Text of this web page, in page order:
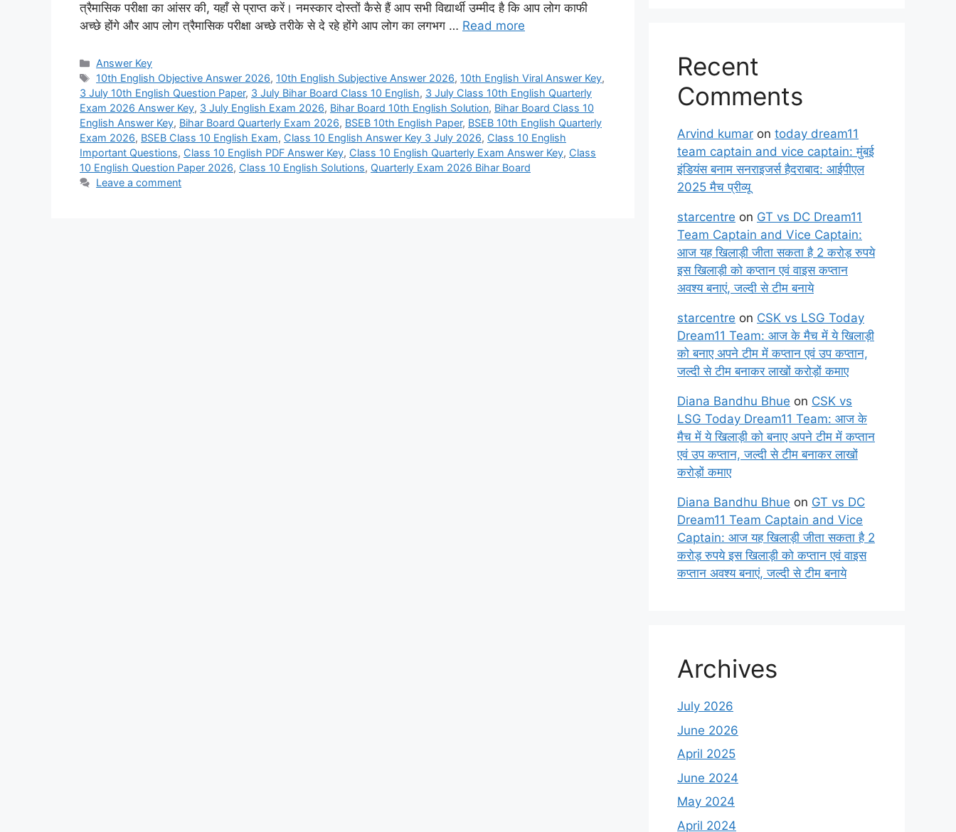
त्रैमासिक परीक्षा का आंसर की, यहाँ से प्राप्त करें। नमस्कार दोस्तों कैसे हैं आप सभी विद्यार्थी उम्मीद है कि आप लोग काफी
अच्छे होंगे और आप लोग त्रैमासिक परीक्षा अच्छे तरीके से दे रहे होंगे आप लोग का लगभग … Read more
Categories
Answer Key
Tags
10th English Objective Answer 2026, 10th English Subjective Answer 2026, 10th English Viral Answer Key,
3 July 10th English Question Paper, 3 July Bihar Board Class 10 English, 3 July Class 10th English Quarterly
Exam 2026 Answer Key, 3 July English Exam 2026, Bihar Board 10th English Solution, Bihar Board Class 10
English Answer Key, Bihar Board Quarterly Exam 2026, BSEB 10th English Paper, BSEB 10th English Quarterly
Exam 2026, BSEB Class 10 English Exam, Class 10 English Answer Key 3 July 2026, Class 10 English
Important Questions, Class 10 English PDF Answer Key, Class 10 English Quarterly Exam Answer Key, Class
10 English Question Paper 2026, Class 10 English Solutions, Quarterly Exam 2026 Bihar Board
Leave a comment
Recent
Comments
Arvind kumar on today dream11
team captain and vice captain: मुंबई
इंडियंस बनाम सनराइजर्स हैदराबाद: आईपीएल
2025 मैच प्रीव्यू
starcentre on GT vs DC Dream11
Team Captain and Vice Captain:
आज यह खिलाड़ी जीता सकता है 2 करोड़ रुपये
इस खिलाड़ी को कप्तान एवं वाइस कप्तान
अवश्य बनाएं, जल्दी से टीम बनाये
starcentre on CSK vs LSG Today
Dream11 Team: आज के मैच में ये खिलाड़ी
को बनाए अपने टीम में कप्तान एवं उप कप्तान,
जल्दी से टीम बनाकर लाखों करोड़ों कमाए
Diana Bandhu Bhue on CSK vs
LSG Today Dream11 Team: आज के
मैच में ये खिलाड़ी को बनाए अपने टीम में कप्तान
एवं उप कप्तान, जल्दी से टीम बनाकर लाखों
करोड़ों कमाए
Diana Bandhu Bhue on GT vs DC
Dream11 Team Captain and Vice
Captain: आज यह खिलाड़ी जीता सकता है 2
करोड़ रुपये इस खिलाड़ी को कप्तान एवं वाइस
कप्तान अवश्य बनाएं, जल्दी से टीम बनाये
Archives
July 2026
June 2026
April 2025
June 2024
May 2024
April 2024